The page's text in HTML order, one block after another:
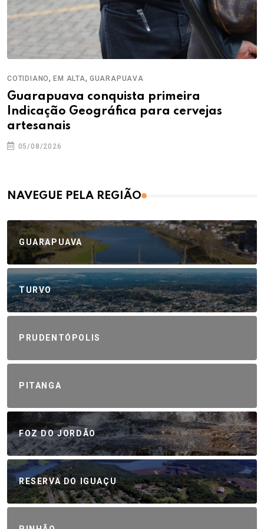
COTIDIANO,EM ALTA, GUARAPUAVA
Guarapuava conquista primeira
Indicação Geográfica para cervejas
artesanais
05/08/2026
NAVEGUE PELA REGIÃO
GUARAPUAVA
TURVO
PRUDENTÓPOLIS
PITANGA
FOZ DO JORDÃO
RESERVA DO IGUAÇU